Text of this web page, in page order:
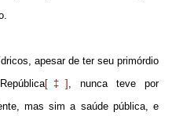
apesar de ter seu primórdio
[‡] , nunca teve por
mas sim a saúde pública, e